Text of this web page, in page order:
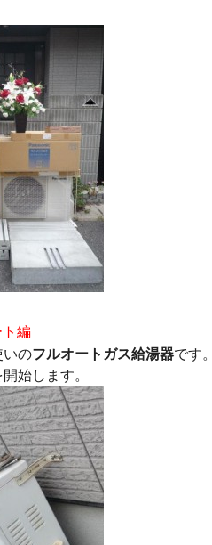
編
のフルオートガス給湯器です。
始します。